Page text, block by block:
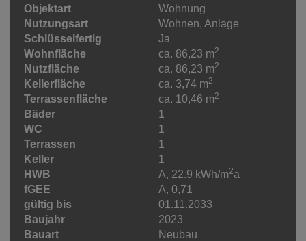
Objektart
Wohnung
Nutzungsart
Wohnen Anlage
Schlüsselfertig
Ja
Wohnfläche
ca. 86,23 m2
Nutzfläche ca. 86,23 m2
Kellerfläche ca. 3,74 m2
Terrassenfläche ca. 10,46 m2
Bäder
1
WC
1
Terrassen
1
Keller
1
HWB
A, 22.9 kWh/m2a
fGEE
A, 0,71
gültig bis
01.11.2033
Baujahr
2023
Bauart
Neubau